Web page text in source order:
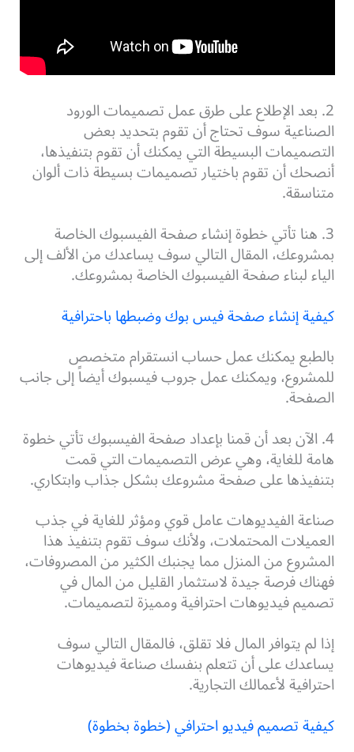
2. بعد الإطلاع على طرق عمل تصميمات الورود
الصناعية سوف تحتاج أن تقوم بتحديد بعض
التصميمات البسيطة التي يمكنك أن تقوم بتنفيذها،
أنصحك أن تقوم باختيار تصميمات بسيطة ذات ألوان
متناسقة.
3. هنا تأتي خطوة إنشاء صفحة الفيسبوك الخاصة
بمشروعك، المقال التالي سوف يساعدك من الألف إلى
الياء لبناء صفحة الفيسبوك الخاصة بمشروعك.
كيفية إنشاء صفحة فيس بوك وضبطها باحترافية
بالطبع يمكنك عمل حساب انستقرام متخصص
للمشروع، ويمكنك عمل جروب فيسبوك أيضاً إلى جانب
الصفحة.
4. الآن بعد أن قمنا بإعداد صفحة الفيسبوك تأتي خطوة
هامة للغاية، وهي عرض التصميمات التي قمت
بتنفيذها على صفحة مشروعك بشكل جذاب وابتكاري.
صناعة الفيديوهات عامل قوي ومؤثر للغاية في جذب
العميلات المحتملات، ولأنك سوف تقوم بتنفيذ هذا
المشروع من المنزل مما يجنبك الكثير من المصروفات،
فهناك فرصة جيدة لاستثمار القليل من المال في
تصميم فيديوهات احترافية ومميزة لتصميمات.
إذا لم يتوافر المال فلا تقلق، فالمقال التالي سوف
يساعدك على أن تتعلم بنفسك صناعة فيديوهات
احترافية لأعمالك التجارية.
كيفية تصميم فيديو احترافي (خطوة بخطوة)